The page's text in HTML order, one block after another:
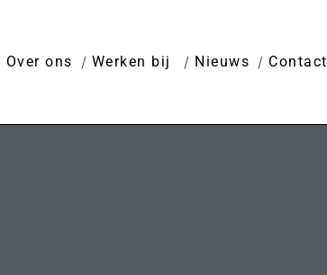
Over ons Werken bij Nieuws Contact